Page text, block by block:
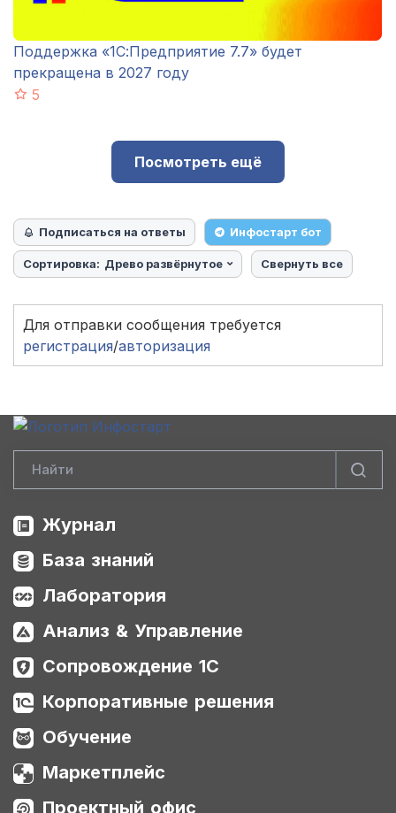
Поддержка «1С:Предприятие 7.7» будет
прекращена в 2027 году
5
Посмотреть ещё
Подписаться на ответы Инфостарт бот
Сортировка: Древо развёрнутое Свернуть все
Для отправки сообщения требуется
регистрация/авторизация
Журнал
База знаний
Лаборатория
Анализ & Управление
Сопровождение 1С
Корпоративные решения
Обучение
Маркетплейс
Проектный офис